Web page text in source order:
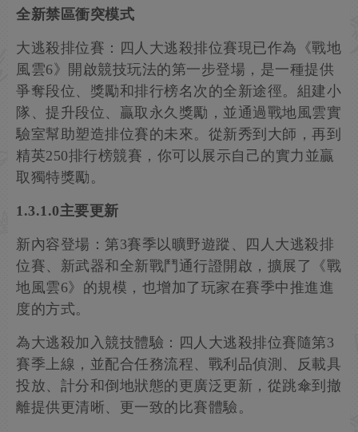
全新禁區衝突模式
大逃殺排位賽：四人大逃殺排位賽現已作為《戰地
風雲6》開啟競技玩法的第一步登場，是一種提供
爭奪段位、獎勵和排行榜名次的全新途徑。組建小
隊、提升段位、贏取永久獎勵，並通過戰地風雲實
驗室幫助塑造排位賽的未來。從新秀到大師，再到
精英250排行榜競賽，你可以展示自己的實力並贏
取獨特獎勵。
1.3.1.0主要更新
新內容登場：第3賽季以曠野遊蹤、四人大逃殺排
位賽、新武器和全新戰鬥通行證開啟，擴展了《戰
地風雲6》的規模，也增加了玩家在賽季中推進進
度的方式。
為大逃殺加入競技體驗：四人大逃殺排位賽隨第3
賽季上線，並配合任務流程、戰利品偵測、反載具
投放、計分和倒地狀態的更廣泛更新，從跳傘到撤
離提供更清晰、更一致的比賽體驗。